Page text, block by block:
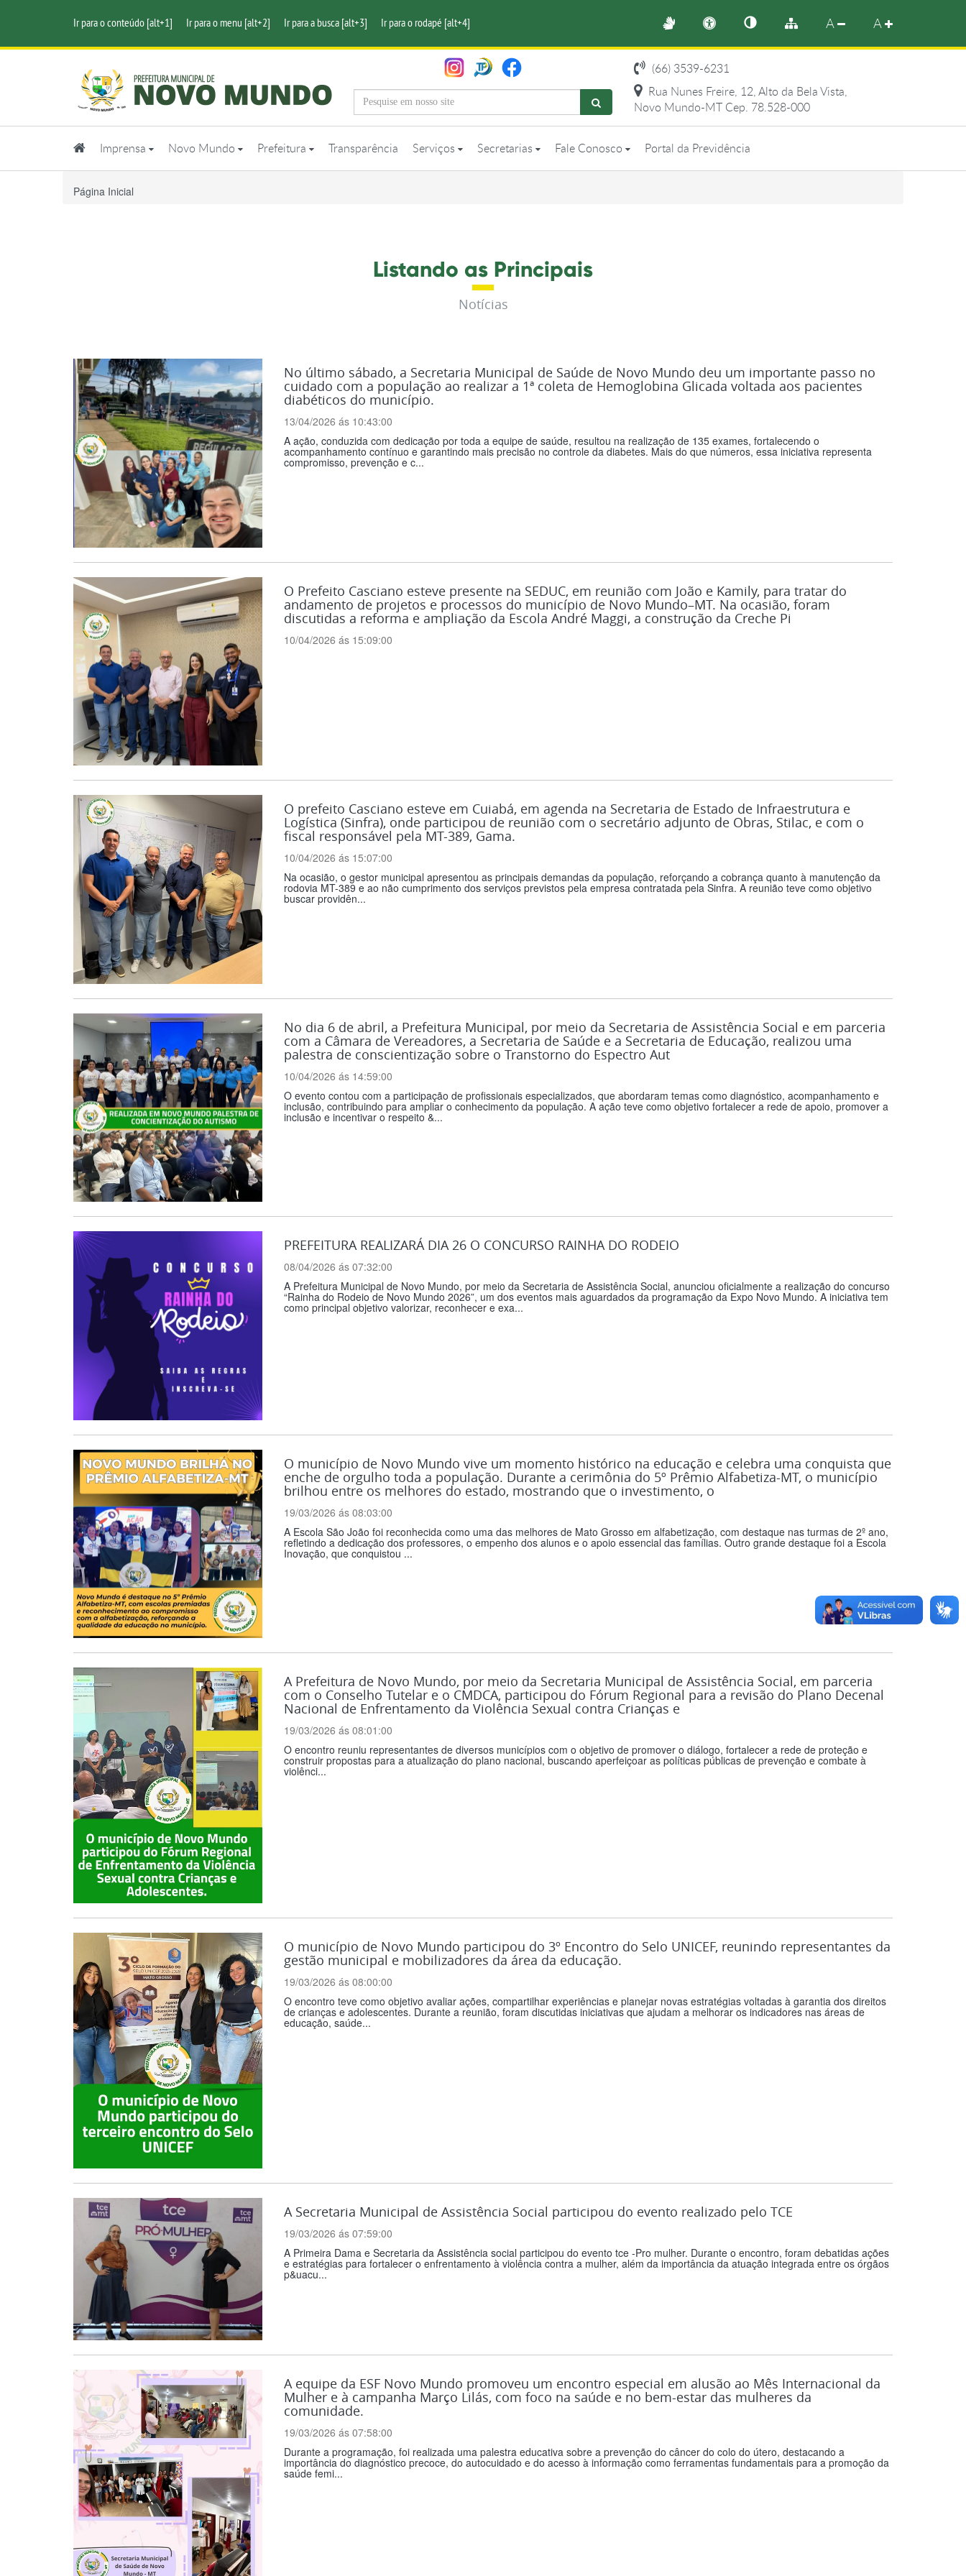
Ir para o conteúdo [alt+1] Ir para o menu [alt+2] Ir para a busca [alt+3] Ir para o rodapé [alt+4] A A
(66) 3539-6231
Rua Nunes Freire, 12, Alto da Bela Vista,
Novo Mundo-MT Cep. 78.528-000
Imprensa Novo Mundo Prefeitura Transparência Serviços Secretarias Fale Conosco Portal da Previdência
Página Inicial
Listando as Principais
Notícias
No último sábado, a Secretaria Municipal de Saúde de Novo Mundo deu um importante passo no
cuidado com a população ao realizar a 1ª coleta de Hemoglobina Glicada voltada aos pacientes
diabéticos do município.
13/04/2026 ás 10:43:00
A ação, conduzida com dedicação por toda a equipe de saúde, resultou na realização de 135 exames, fortalecendo o
acompanhamento contínuo e garantindo mais precisão no controle da diabetes. Mais do que números, essa iniciativa representa
compromisso, prevenção e c...
O Prefeito Casciano esteve presente na SEDUC, em reunião com João e Kamily, para tratar do
andamento de projetos e processos do município de Novo Mundo–MT. Na ocasião, foram
discutidas a reforma e ampliação da Escola André Maggi, a construção da Creche Pi
10/04/2026 ás 15:09:00
O prefeito Casciano esteve em Cuiabá, em agenda na Secretaria de Estado de Infraestrutura e
Logística (Sinfra), onde participou de reunião com o secretário adjunto de Obras, Stilac, e com o
fiscal responsável pela MT-389, Gama.
10/04/2026 ás 15:07:00
Na ocasião, o gestor municipal apresentou as principais demandas da população, reforçando a cobrança quanto à manutenção da
rodovia MT-389 e ao não cumprimento dos serviços previstos pela empresa contratada pela Sinfra. A reunião teve como objetivo
buscar providên...
No dia 6 de abril, a Prefeitura Municipal, por meio da Secretaria de Assistência Social e em parceria
com a Câmara de Vereadores, a Secretaria de Saúde e a Secretaria de Educação, realizou uma
palestra de conscientização sobre o Transtorno do Espectro Aut
10/04/2026 ás 14:59:00
O evento contou com a participação de profissionais especializados, que abordaram temas como diagnóstico, acompanhamento e
inclusão, contribuindo para ampliar o conhecimento da população. A ação teve como objetivo fortalecer a rede de apoio, promover a
inclusão e incentivar o respeito &...
PREFEITURA REALIZARÁ DIA 26 O CONCURSO RAINHA DO RODEIO
08/04/2026 ás 07:32:00
A Prefeitura Municipal de Novo Mundo, por meio da Secretaria de Assistência Social, anunciou oficialmente a realização do concurso
“Rainha do Rodeio de Novo Mundo 2026”, um dos eventos mais aguardados da programação da Expo Novo Mundo. A iniciativa tem
como principal objetivo valorizar, reconhecer e exa...
O município de Novo Mundo vive um momento histórico na educação e celebra uma conquista que
enche de orgulho toda a população. Durante a cerimônia do 5º Prêmio Alfabetiza-MT, o município
brilhou entre os melhores do estado, mostrando que o investimento, o
19/03/2026 ás 08:03:00
A Escola São João foi reconhecida como uma das melhores de Mato Grosso em alfabetização, com destaque nas turmas de 2º ano,
refletindo a dedicação dos professores, o empenho dos alunos e o apoio essencial das famílias. Outro grande destaque foi a Escola
Inovação, que conquistou ...
A Prefeitura de Novo Mundo, por meio da Secretaria Municipal de Assistência Social, em parceria
com o Conselho Tutelar e o CMDCA, participou do Fórum Regional para a revisão do Plano Decenal
Nacional de Enfrentamento da Violência Sexual contra Crianças e
19/03/2026 ás 08:01:00
O encontro reuniu representantes de diversos municípios com o objetivo de promover o diálogo, fortalecer a rede de proteção e
construir propostas para a atualização do plano nacional, buscando aperfeiçoar as políticas públicas de prevenção e combate à
violênci...
O município de Novo Mundo participou do 3º Encontro do Selo UNICEF, reunindo representantes da
gestão municipal e mobilizadores da área da educação.
19/03/2026 ás 08:00:00
O encontro teve como objetivo avaliar ações, compartilhar experiências e planejar novas estratégias voltadas à garantia dos direitos
de crianças e adolescentes. Durante a reunião, foram discutidas iniciativas que ajudam a melhorar os indicadores nas áreas de
educação, saúde...
A Secretaria Municipal de Assistência Social participou do evento realizado pelo TCE
19/03/2026 ás 07:59:00
A Primeira Dama e Secretaria da Assistência social participou do evento tce -Pro mulher. Durante o encontro, foram debatidas ações
e estratégias para fortalecer o enfrentamento à violência contra a mulher, além da importância da atuação integrada entre os órgãos
p&uacu...
A equipe da ESF Novo Mundo promoveu um encontro especial em alusão ao Mês Internacional da
Mulher e à campanha Março Lilás, com foco na saúde e no bem-estar das mulheres da
comunidade.
19/03/2026 ás 07:58:00
Durante a programação, foi realizada uma palestra educativa sobre a prevenção do câncer do colo do útero, destacando a
importância do diagnóstico precoce, do autocuidado e do acesso à informação como ferramentas fundamentais para a promoção da
saúde femi...